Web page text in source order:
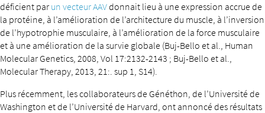
déficient par un vecteur AAVdonnait lieu à une expression accrue de
la protéine, à l’amélioration de l’architecture du muscle, à l’inversion
de l’hypotrophie musculaire, à l’amélioration de la force musculaire
et à une amélioration de la survie globale (Buj-Bello et al., Human
Molecular Genetics, 2008, Vol 17:2132-2143 ; Buj-Bello et al.,
Molecular Therapy, 2013, 21:. sup 1, S14).
Plus récemment, les collaborateurs de Généthon, de l’Université de
Washington et de l’Université de Harvard, ont annoncé des résultats